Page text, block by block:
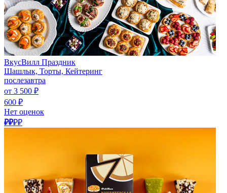
ВкусВилл Праздник
Шашлык, Торты, Кейтеринг
послезавтра
от 3 500 ₽
600 ₽
Нет оценок
₽₽₽₽